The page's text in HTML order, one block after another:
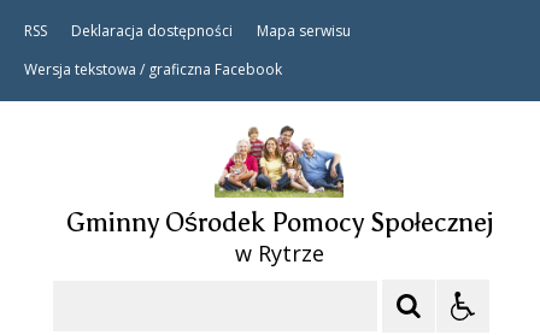
RSS Deklaracja dostępności
Mapa serwisu
Wersja tekstowa / graficzna Facebook
Gminny Ośrodek Pomocy Społecznej
w Rytrze